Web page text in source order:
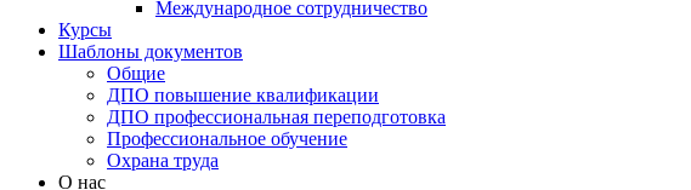
Международное сотрудничество
Курсы
Шаблоны документов
Общие
ДПО повышение квалификации
ДПО профессиональная переподготовка
Профессиональное обучение
Охрана труда
О нас